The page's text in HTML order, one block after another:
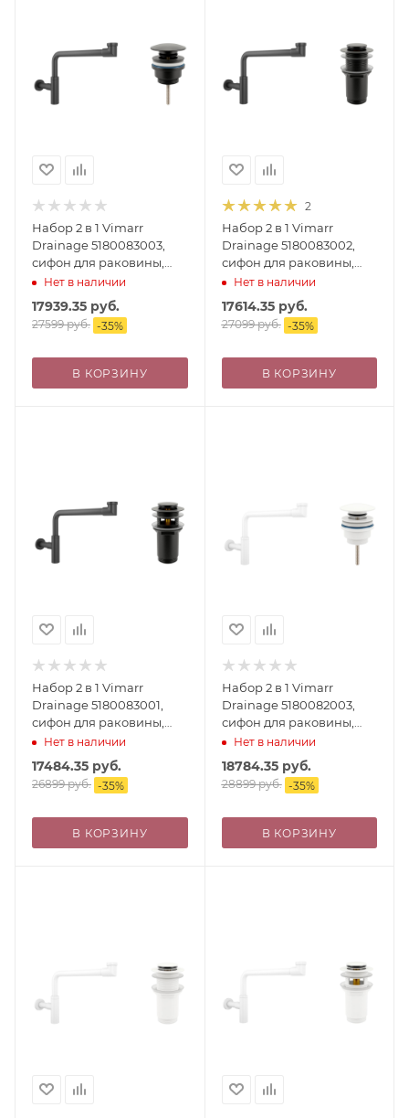
Набор 2 в 1 Vimarr
Drainage 5180083003,
сифон для раковины,
донный клапан
универсальный,
матовый черный
Нет в наличии
17939.35 руб.
27599руб. -35%
В КОРЗИНУ
2
Набор 2 в 1 Vimarr
Drainage 5180083002,
сифон для раковины,
донный клапан без
перелива, матовый
черный
Нет в наличии
17614.35руб.
27099руб. -35%
В КОРЗИНУ
Набор 2 в 1 Vimarr
Drainage 5180083001,
сифон для раковины,
донный клапан с
переливом, матовый
черный
Нет в наличии
17484.35 руб.
26899руб. -35%
В КОРЗИНУ
Набор 2 в 1 Vimarr
Drainage 5180082003,
сифон для раковины,
донный клапан
универсальный,
матовый белый
Нет в наличии
18784.35руб.
28899руб. -35%
В КОРЗИНУ